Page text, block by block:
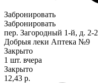
Забронировать
Забронировать
пер. Загородный 1-й, д. 2-2
Добрыя леки Аптека №9
Закрыто
1 шт. вчера
Закрыто
12,43 р.